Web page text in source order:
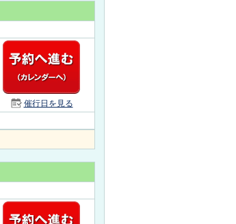
催行日を見る